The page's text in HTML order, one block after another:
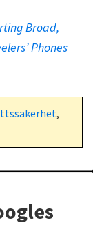
Broad,
Phones
,